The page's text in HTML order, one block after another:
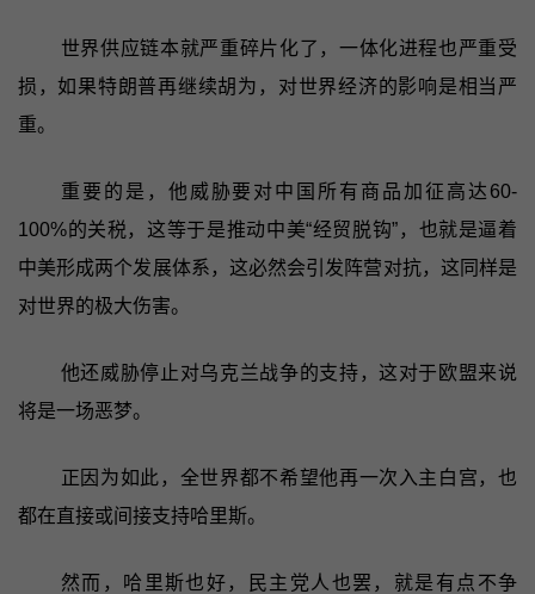
世界供应链本就严重碎片化了，一体化进程也严重受
损，如果特朗普再继续胡为，对世界经济的影响是相当严
重。
重要的是，他威胁要对中国所有商品加征高达60-
100%的关税，这等于是推动中美“经贸脱钩”，也就是逼着
中美形成两个发展体系，这必然会引发阵营对抗，这同样是
对世界的极大伤害。
他还威胁停止对乌克兰战争的支持，这对于欧盟来说
将是一场恶梦。
正因为如此，全世界都不希望他再一次入主白宫，也
都在直接或间接支持哈里斯。
然而，哈里斯也好，民主党人也罢，就是有点不争